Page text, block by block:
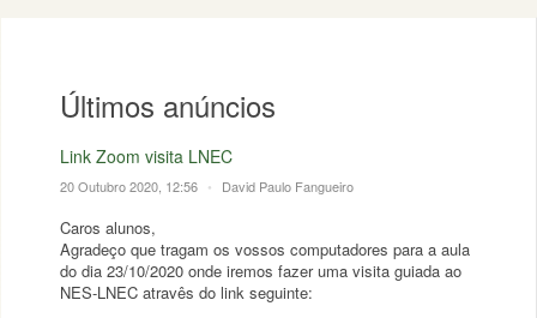
Últimos anúncios
Link Zoom visita LNEC
20 Outubro 2020, 12:56 • David Paulo Fangueiro
Caros alunos,
Agradeço que tragam os vossos computadores para a aula
do dia 23/10/2020 onde iremos fazer uma visita guiada ao
NES-LNEC atravês do link seguinte: